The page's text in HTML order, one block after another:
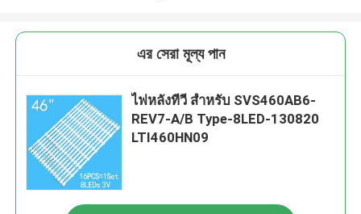
এর সেরা মূল্য পান
ไฟหลังทีวี สําหรับ SVS460AB6-
REV7-A/B Type-8LED-130820
LTI460HN09